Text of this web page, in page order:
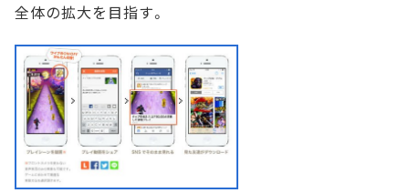
全体の拡大を目指す。